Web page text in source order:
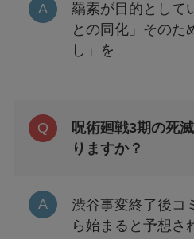
羂索が目的として
との同化」そのた
し」を
呪術廻戦3期の死
りますか？
渋谷事変終了後コ
ら始まると予想さ